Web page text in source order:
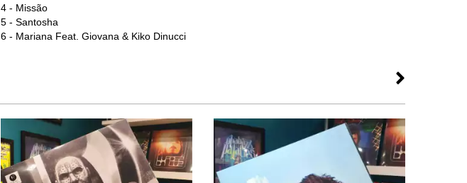
4 - Missão
5 - Santosha
6 - Mariana Feat. Giovana & Kiko Dinucci